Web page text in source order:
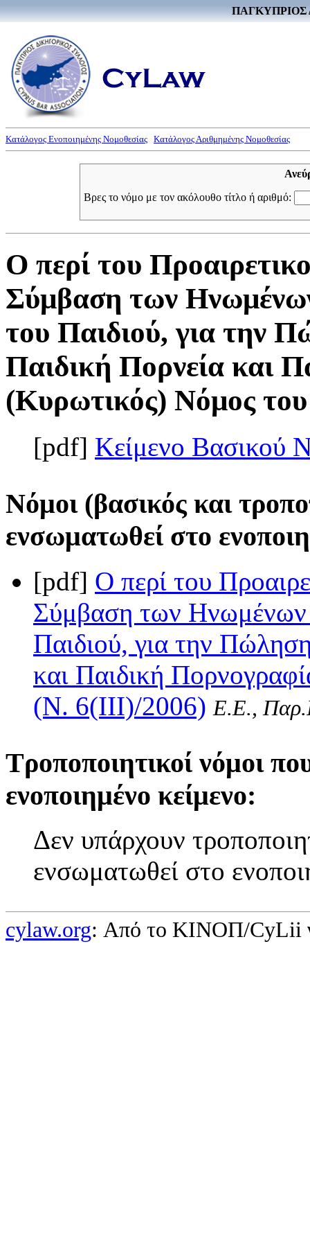
ΠΑΓΚΥΠΡΙΟΣ
Κατάλογος Ενοποιημένης Νομοθεσίας Κατάλογος Αριθμημένης Νομοθεσίας
Βρες το νόμο με τον ακόλουθο τίτλο ή αριθμό:
Ο περί του
Σύμβαση των
του Παιδιού, για την
Παιδική Πορνεία και
(Κυρωτικός) Νόμος
[pdf] Κείμενο Βασικού
Νόμοι (βασικός και
ενσωματωθεί στο
[pdf] Ο περί του
Σύμβαση των Ηνωμένων
Παιδιού, για την
και Παιδική
(Ν. 6(III)/2006) Ε.Ε.,
Τροποποιητικοί νόμοι
ενοποιημένο κείμενο:
Δεν υπάρχουν
ενσωματωθεί στο
cylaw.org: Από το ΚΙΝOΠ/CyLii